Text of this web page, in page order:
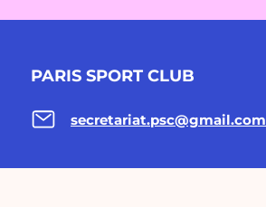
PARIS SPORT CLUB
secretariat.psc@gmail.com